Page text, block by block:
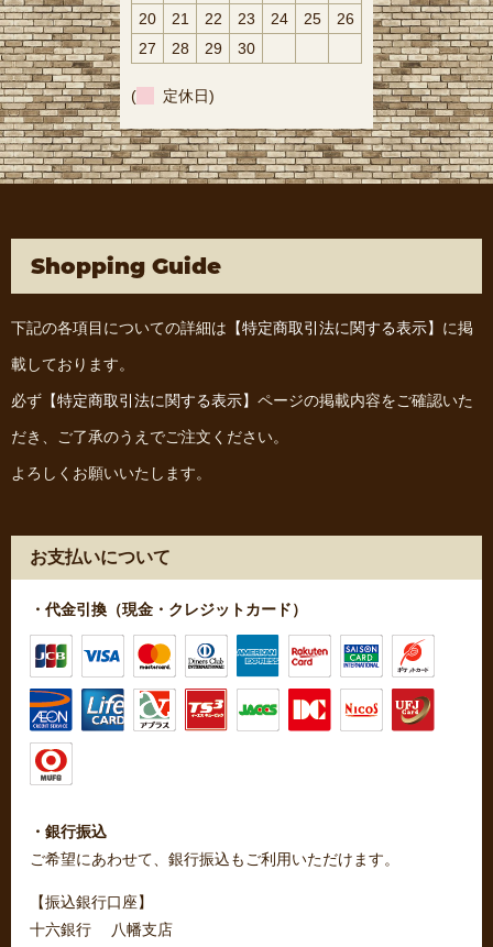
20 21 22 23 24 25
26
27
28 29 30
( 定休日)
Shopping Guide
下記の各項目についての詳細は 【特定商取引法に関する表示】 に掲
載しております。
必ず 【特定商取引法に関する表示】 ページの掲載内容をご確認いた
だき、ご了承のうえでご注文ください。
よろしくお願いいたします。
お支払いについて
・代金引換（現金・クレジットカード）
・銀行振込
ご希望にあわせて、銀行振込もご利用いただけます。
【振込銀行口座】
十六銀行 八幡支店